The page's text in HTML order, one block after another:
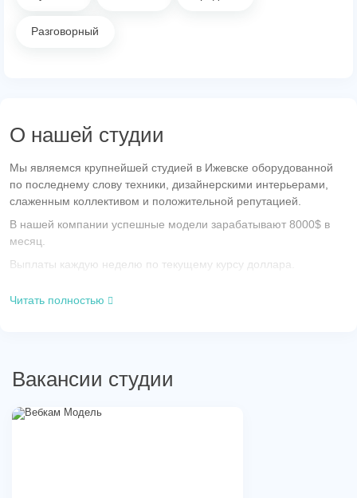
Разговорный
О нашей студии
Мы являемся крупнейшей студией в Ижевске оборудованной
по последнему слову техники, дизайнерскими интерьерами,
слаженным коллективом и положительной репутацией.
В нашей компании успешные модели зарабатывают 8000$ в
месяц.
Выплаты каждую неделю по текущему курсу доллара.
Читать полностью
Вакансии студии